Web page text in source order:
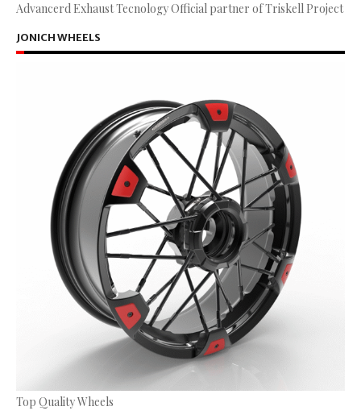
Advancerd Exhaust Tecnology Official partner of Triskell Project
JONICH WHEELS
Top Quality Wheels